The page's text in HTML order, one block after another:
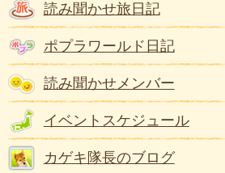
読み聞かせ旅日記
ポプラワールド日記
読み聞かせメンバー
イベントスケジュール
カゲキ隊長のブログ